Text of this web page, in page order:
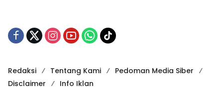
Redaksi Tentang Kami
Pedoman Media Siber
Disclaimer
Info Iklan